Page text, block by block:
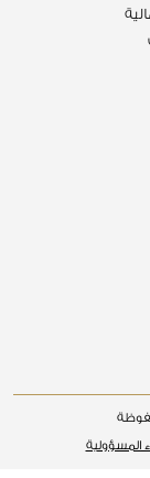
المسؤولية